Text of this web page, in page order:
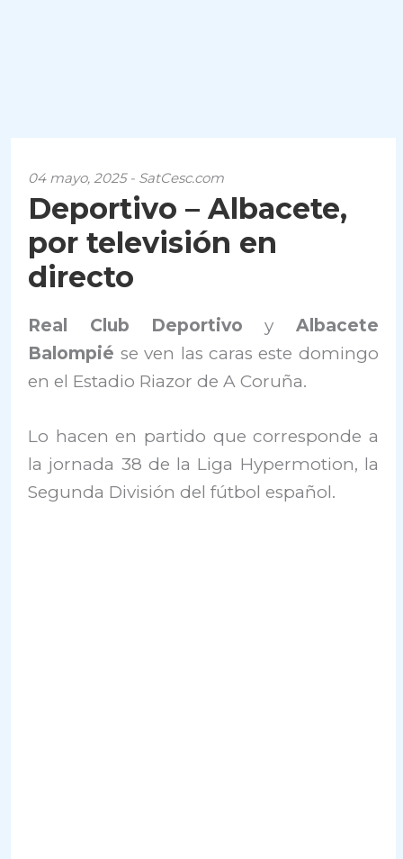
04 mayo, 2025 - SatCesc.com
Deportivo – Albacete,
por televisión en
directo
Real Club Deportivoy Albacete
Balompié se ven las caras este domingo
en el Estadio Riazor de A Coruña.
Lo hacen en partido que corresponde a
la jornada 38 de la Liga Hypermotion, la
Segunda División del fútbol español.